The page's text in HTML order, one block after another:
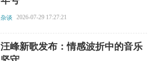
杂谈 2026-07-29 17:27:21
​汪峰新歌发布：情感波折中的音乐